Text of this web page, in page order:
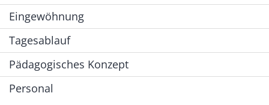
Eingewöhnung
Tagesablauf
Pädagogisches Konzept
Personal